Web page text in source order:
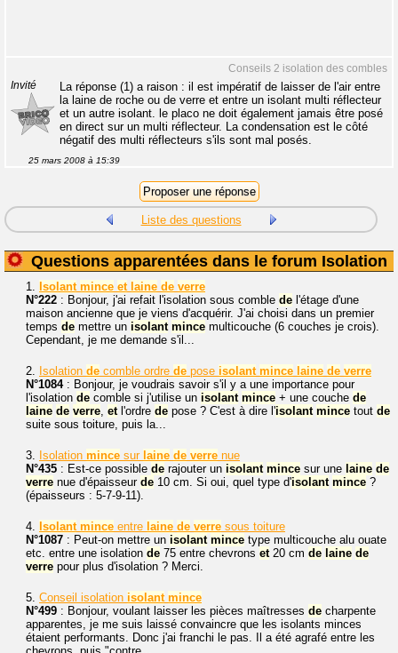
Conseils 2 isolation des combles
Invité
La réponse (1) a raison : il est impératif de laisser de l'air entre
la laine de roche ou de verre et entre un isolant multi réflecteur
et un autre isolant. le placo ne doit également jamais être posé
en direct sur un multi réflecteur. La condensation est le côté
négatif des multi réflecteurs s'ils sont mal posés.
25 mars 2008 à 15:39
Liste des questions
Questions apparentées dans le forum Isolation
1. Isolant mince et laine de verre
N°222 : Bonjour, j'ai refait l'isolation sous comble de l'étage d'une
maison ancienne que je viens d'acquérir. J'ai choisi dans un premier
temps de mettre un isolant mince multicouche (6 couches je crois).
Cependant, je me demande s'il...
2. Isolation de comble ordre de pose isolant mince laine de verre
N°1084: Bonjour, je voudrais savoir s'il y a une importance pour
l'isolation de comble si j'utilise un isolant mince + une couche de
laine de verre, etl'ordre de pose ? C'est à dire l'isolant mince tout de
suite sous toiture, puis la...
3. Isolation mince sur laine de verre nue
N°435 : Est-ce possible de rajouter un isolant mince sur une laine de
verre nue d'épaisseur de 10 cm. Si oui, quel type d'isolant mince ?
(épaisseurs : 5-7-9-11).
4. Isolant mince entre laine de verre sous toiture
N°1087 : Peut-on mettre un isolant mince type multicouche alu ouate
etc. entre une isolation de 75 entre chevrons et20 cm de laine de
verre pour plus d'isolation ? Merci.
5. Conseil isolation isolant mince
N°499 : Bonjour, voulant laisser les pièces maîtresses de charpente
apparentes, je me suis laissé convaincre que les isolants minces
étaient performants. Donc j'ai franchi le pas. Il a été agrafé entre les